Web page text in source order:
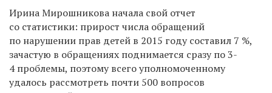
Ирина Мирошникова начала свой отчет
со статистики: прирост числа обращений
по нарушении прав детей в 2015 году составил 7 %,
зачастую в обращениях поднимается сразу по 3-
4 проблемы, поэтому всего уполномоченному
удалось рассмотреть почти 500 вопросов